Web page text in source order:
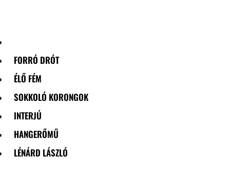
FORRÓ DRÓT
ÉLŐ FÉM
SOKKOLÓ KORONGOK
INTERJÚ
HANGERŐMŰ
LÉNÁRD LÁSZLÓ